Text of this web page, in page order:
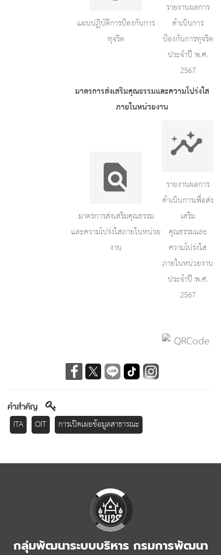
แผนปฏิบัติการป้องกันการ
ทุจริต
รายงานผลการ
ดำเนินการ
ป้องกันการทุจริต
ประจำปี พ.ศ.
2567
มาตรการส่งเสริมคุณธรรมและความโปร่งใส
ภายในหน่วยงาน
มาตรการส่งเสริมคุณธรรม
และความโปร่งใสภายในหน่วย
งาน
รายงานผลการ
ดำเนินการเพื่อส่ง
เสริม
คุณธรรมและ
ความโปร่งใส
ภายในหน่วยงาน
ประจำปี พ.ศ.
2567
คำสำคัญ
ITA OIT การเปิดเผยข้อมูลสาธารณะ
กลุ่มพัฒนาระบบบริหาร กรมการพัฒนา